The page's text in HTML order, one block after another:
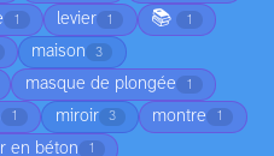
1 levier 1 📚 1
maison 3
masque de plongée 1
1 miroir 3 montre 1
en béton 1